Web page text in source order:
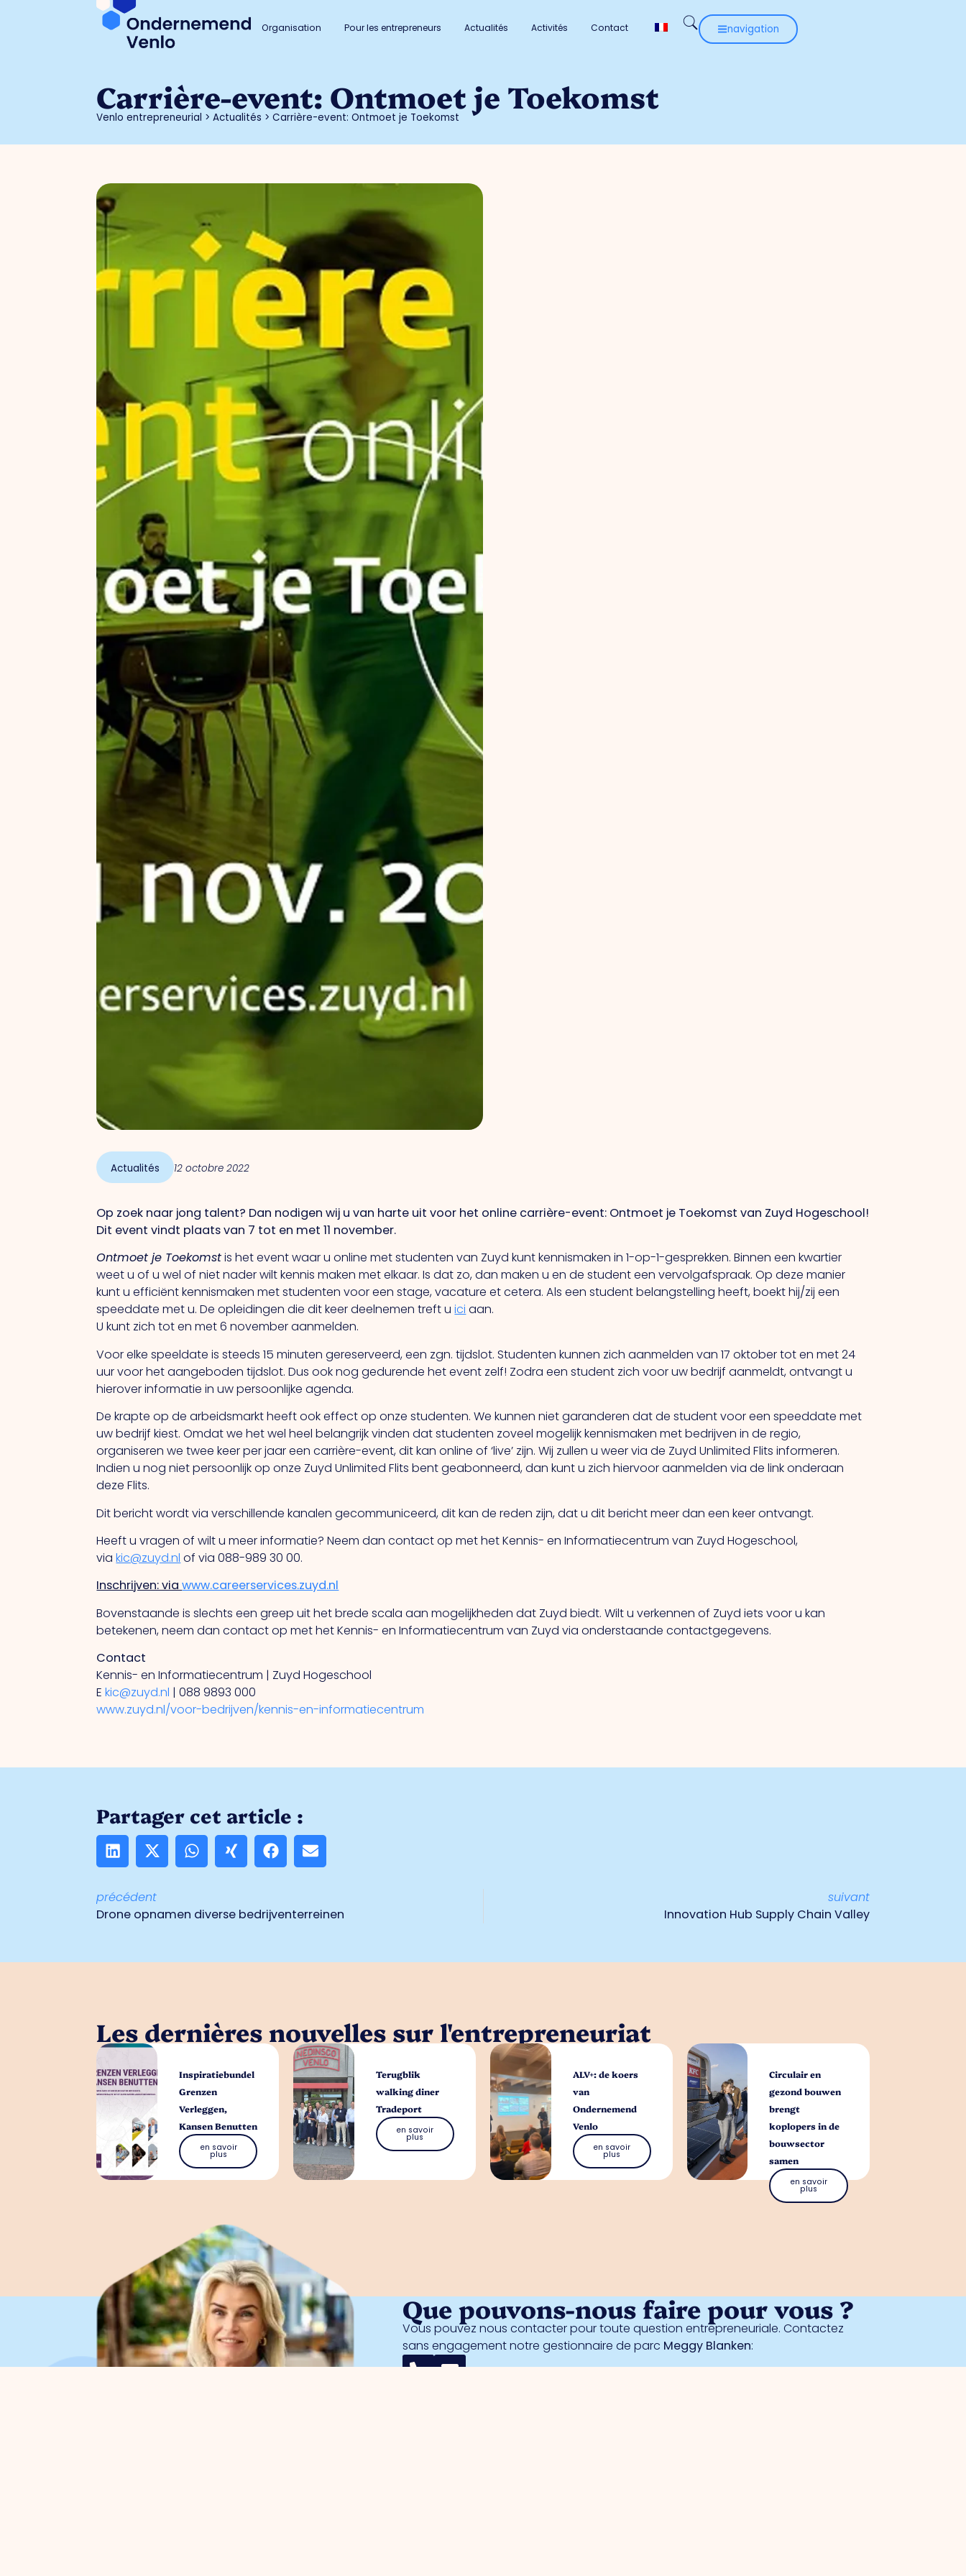
Organisation Pour les entrepreneurs Actualités Activités Contact navigation
Carrière-event: Ontmoet je Toekomst
Venlo entrepreneurial >Actualités >Carrière-event: Ontmoet je Toekomst
Actualités 12 octobre 2022
Op zoek naar jong talent? Dan nodigen wij u van harte uit voor het online carrière-event: Ontmoet je Toekomst van Zuyd Hogeschool!
Dit event vindt plaats van 7 tot en met 11 november.
Ontmoet je Toekomstis het event waar u online met studenten van Zuyd kunt kennismaken in 1-op-1-gesprekken. Binnen een kwartier
weet u of u wel of niet nader wilt kennis maken met elkaar. Is dat zo, dan maken u en de student een vervolgafspraak. Op deze manier
kunt u efficiënt kennismaken met studenten voor een stage, vacature et cetera. Als een student belangstelling heeft, boekt hij/zij een
speeddate met u. De opleidingen die dit keer deelnemen treft uici aan.
U kunt zich tot en met 6 november aanmelden.
Voor elke speeldate is steeds 15 minuten gereserveerd, een zgn. tijdslot. Studenten kunnen zich aanmelden van 17 oktober tot en met 24
uur voor het aangeboden tijdslot. Dus ook nog gedurende het event zelf! Zodra een student zich voor uw bedrijf aanmeldt, ontvangt u
hierover informatie in uw persoonlijke agenda.
De krapte op de arbeidsmarkt heeft ook effect op onze studenten. We kunnen niet garanderen dat de student voor een speeddate met
uw bedrijf kiest. Omdat we het wel heel belangrijk vinden dat studenten zoveel mogelijk kennismaken met bedrijven in de regio,
organiseren we twee keer per jaar een carrière-event, dit kan online of ‘live’ zijn. Wij zullen u weer via de Zuyd Unlimited Flits informeren.
Indien u nog niet persoonlijk op onze Zuyd Unlimited Flits bent geabonneerd, dan kunt u zich hiervoor aanmelden via de link onderaan
deze Flits.
Dit bericht wordt via verschillende kanalen gecommuniceerd, dit kan de reden zijn, dat u dit bericht meer dan een keer ontvangt.
Heeft u vragen of wilt u meer informatie? Neem dan contact op met het Kennis- en Informatiecentrum van Zuyd Hogeschool,
viakic@zuyd.nl of via 088-989 30 00.
Inschrijven: viawww.careerservices.zuyd.nl
Bovenstaande is slechts een greep uit het brede scala aan mogelijkheden dat Zuyd biedt. Wilt u verkennen of Zuyd iets voor u kan
betekenen, neem dan contact op met het Kennis- en Informatiecentrum van Zuyd via onderstaande contactgegevens.
Contact
Kennis- en Informatiecentrum | Zuyd Hogeschool
Ekic@zuyd.nl | 088 9893 000
www.zuyd.nl/voor-bedrijven/kennis-en-informatiecentrum
Partager cet article :
précédent
Drone opnamen diverse bedrijventerreinen
suivant
Innovation Hub Supply Chain Valley
Les dernières nouvelles sur l'entrepreneuriat
Inspiratiebundel
Grenzen
Verleggen,
Kansen Benutten
en savoir
plus
Terugblik
walking diner
Tradeport
en savoir
plus
ALV+: de koers
van
Ondernemend
Venlo
en savoir
plus
Circulair en
gezond bouwen
brengt
koplopers in de
bouwsector
samen
en savoir
plus
Que pouvons-nous faire pour vous ?
Vous pouvez nous contacter pour toute question entrepreneuriale. Contactez
sans engagement notre gestionnaire de parc Meggy Blanken: